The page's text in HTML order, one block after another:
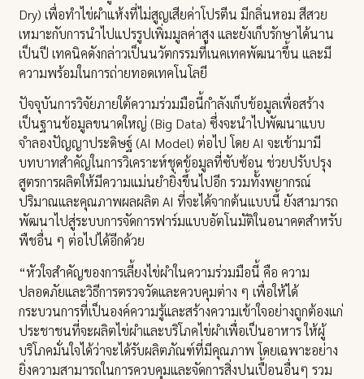
Dry) เพื่อทำไข่ผำแห้งที่ไม่สูญเสียค่าโปรตีน มีกลิ่นหอม สีสวย
เหมาะกับการนำไปแปรรูปเพิ่มมูลค่าสูง และยังเก็บรักษาได้นาน
เป็นปี เทคนิคดังกล่าวเป็นนวัตกรรมที่เนคเทคพัฒนาขึ้น และมี
ความพร้อมในการถ่ายทอดเทคโนโลยี
ปัจจุบันการวิจัยภายใต้ความร่วมมือนี้กำลังเก็บข้อมูลเพื่อสร้าง
เป็นฐานข้อมูลขนาดใหญ่ (Big Data) ซึ่งจะนำไปพัฒนาแบบ
จำลองปัญญาประดิษฐ์ (AI Model) ต่อไป โดย AI จะเข้ามามี
บทบาทสำคัญในการวิเคราะห์ชุดข้อมูลที่ซับซ้อน ช่วยปรับปรุง
สูตรการผลิตให้มีความแม่นยำยิ่งขึ้นไปอีก รวมทั้งพยากรณ์
ปริมาณและคุณภาพผลผลิต AI ที่จะได้จากต้นแบบนี้ ยังสามารถ
พัฒนาไปสู่ระบบการจัดการฟาร์มแบบอัตโนมัติในอนาคตสำหรับ
พืชอื่น ๆ ต่อไปได้อีกด้วย
“หัวใจสำคัญของการเลี้ยงไข่ผำในความร่วมมือนี้ คือ ความ
ปลอดภัยและวิธีการตรวจวัดและควบคุมต่าง ๆ เพื่อให้ได้
กระบวนการที่เป็นองค์ความรู้และสร้างความเข้าใจอย่างถูกต้องแก่
ประชาชนที่จะผลิตไข่ผำและบริโภคไข่ผำเพื่อเป็นอาหาร ให้ผู้
บริโภคมั่นใจได้ว่าจะได้รับผลิตภัณฑ์ที่มีคุณภาพ โดยเฉพาะอย่าง
ยิ่งความสามารถในการควบคุมและจัดการสิ่งปนเปื้อนอื่นๆ รวม